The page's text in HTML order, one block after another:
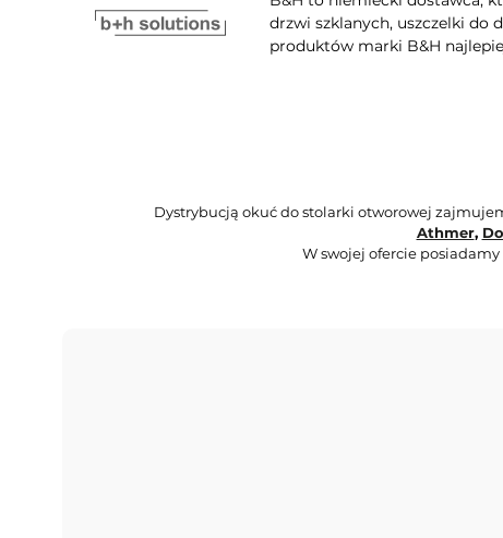
drzwi szklanych, uszczelki do
produktów marki B&H
Dystrybucją okuć do stolarki otworowej
Athmer,
W swojej ofercie